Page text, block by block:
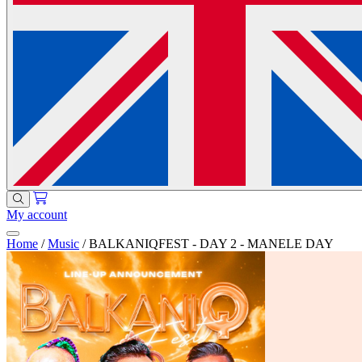
My account
Home / Music / BALKANIQFEST - DAY 2 - MANELE DAY